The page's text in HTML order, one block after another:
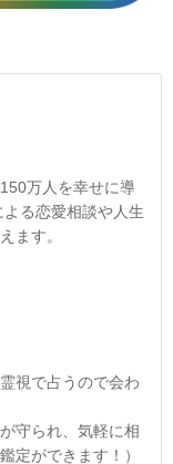
万人を幸せに導
る恋愛相談や人生
ます。
視で占うので会わ
守られ、気軽に相
定ができます！）